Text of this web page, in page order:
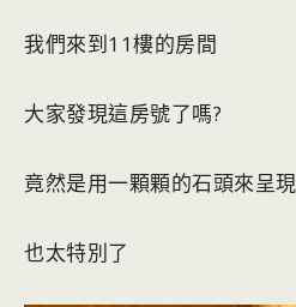
我們來到11樓的房間
大家發現這房號了嗎?
竟然是用一顆顆的石頭來呈現
也太特別了